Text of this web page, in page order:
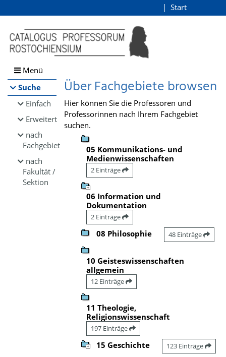
Browsen
direkt zum Inhalt
Start
Menü
Suche
Einfach
Erweitert
nach
Fachgebiet
nach
Fakultät /
Sektion
Über Fachgebiete browsen
Hier können Sie die Professoren und
Professorinnen nach Ihrem Fachgebiet
suchen.
05 Kommunikations- und
Medienwissenschaften
2 Einträge
06 Information und
Dokumentation
2 Einträge
08 Philosophie 48 Einträge
10 Geisteswissenschaften
allgemein
12 Einträge
11 Theologie,
Religionswissenschaft
197 Einträge
15 Geschichte 123 Einträge